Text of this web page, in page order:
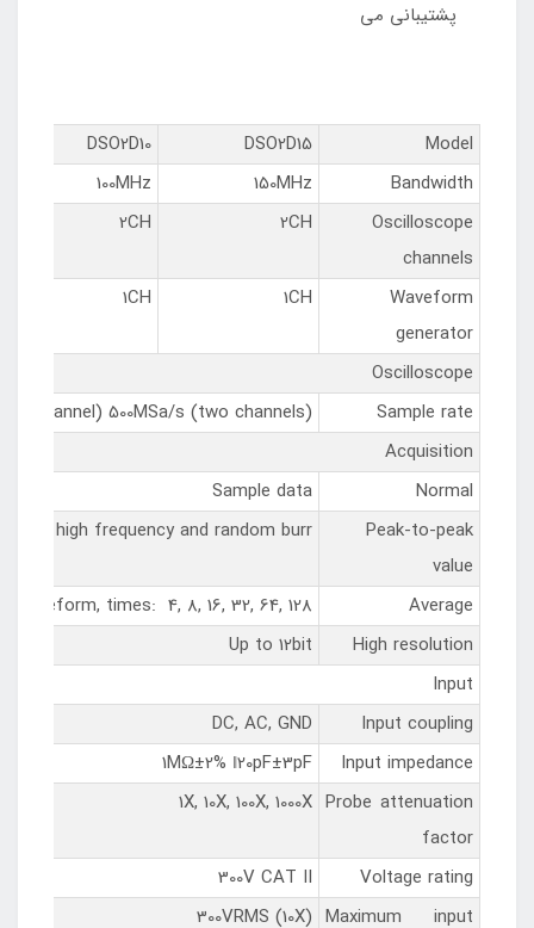
پشتیبانی می‌
Model
DSO2D15
DSO2D10
Bandwidth
150MHz
100MHz
Oscilloscope
channels
2CH
2CH
Waveform
generator
1CH
1CH
Oscilloscope
Sample rate
channel) 500MSa/s (two channels)
Acquisition
Normal
Sample data
Peak-to-peak
value
high frequency and random burr
Average
waveform, times: 4, 8, 16, 32, 64, 128
High resolution
Up to 12bit
Input
Input coupling
DC, AC, GND
Input impedance
1MΩ±2% ‖20pF±3pF
Probe attenuation
factor
1X, 10X, 100X, 1000X
Voltage rating
300V CAT II
Maximum input
300VRMS (10X)